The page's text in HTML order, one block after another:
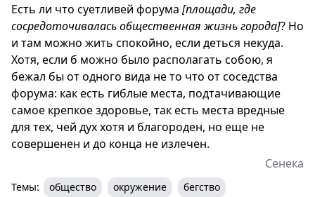
Есть ли что суетливей форума [площади, где
сосредоточивалась общественная жизнь города]? Но
и там можно жить спокойно, если деться некуда.
Хотя, если б можно было располагать собою, я
бежал бы от одного вида не то что от соседства
форума: как есть гиблые места, подтачивающие
самое крепкое здоровье, так есть места вредные
для тех, чей дух хотя и благороден, но еще не
совершенен и до конца не излечен.
Сенека
Темы: общество окружение
бегство